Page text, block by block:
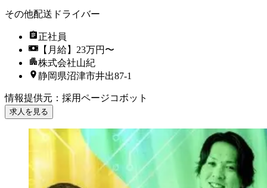
その他配送ドライバー
正社員
【月給】23万円〜
株式会社山紀
静岡県沼津市井出87‐1
情報提供元 ： 採用ページコボット
求人を見る